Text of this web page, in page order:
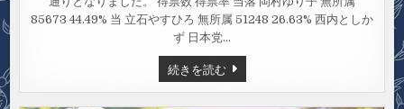
85673 44.49% 当 立石やすひろ 無所属 51248 26.63% 西内としか
ず 日本党…
続きを読む川
口
市